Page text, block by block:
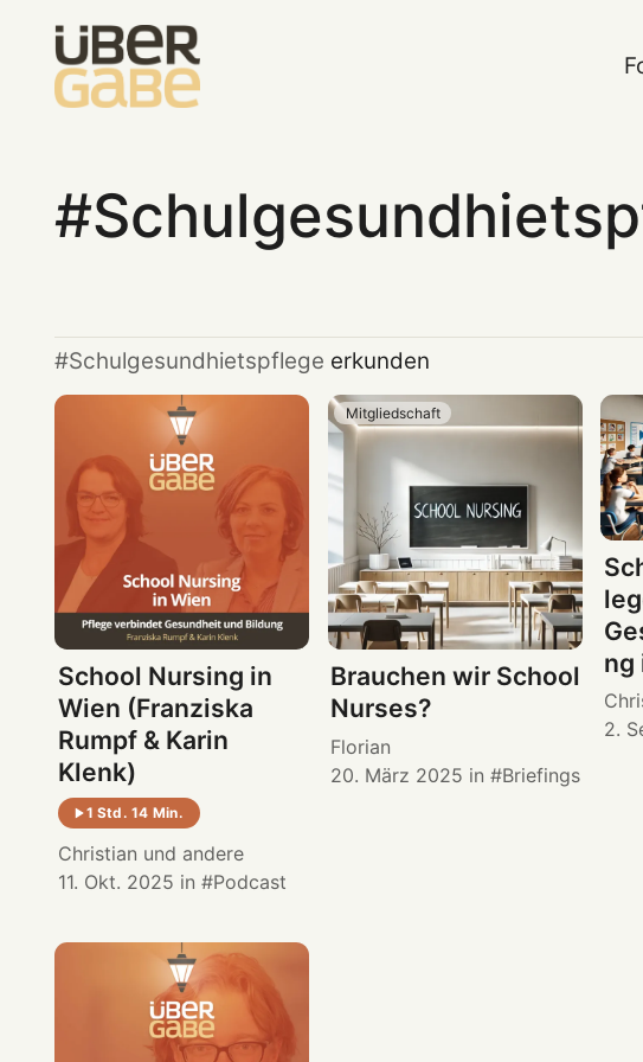
Schulgesundhietspflege erkunden
School Nursing in
Wien (Franziska
Rumpf & Karin
Klenk)
1 Std. 14 Min.
Christian und andere
11. Okt. 2025 in Podcast
Mitgliedschaft
Brauchen wir School
Nurses?
Florian
20. März 2025 in Briefings
ng
2.